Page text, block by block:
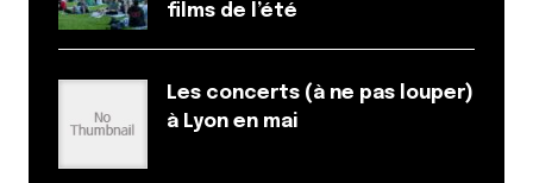
Dis-nous tout
films de l’été
Les concerts (à ne pas louper)
à Lyon en mai